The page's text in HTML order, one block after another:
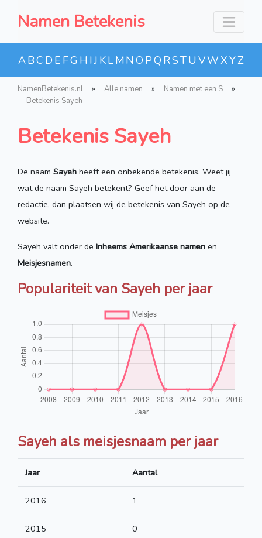
Namen Betekenis
ABC D E FG H IJ KLMNO PQ RSTUVWXYZ
NamenBetekenis.nl » Alle namen » Namen met een S
»
Betekenis Sayeh
Betekenis Sayeh
De naam Sayeh heeft een onbekende betekenis. Weet jij
wat de naam Sayeh betekent? Geef het door aan de
redactie, dan plaatsen wij de betekenis van Sayeh op de
website.
Sayeh valt onder de Inheems Amerikaanse namen en
Meisjesnamen.
Populariteit van Sayeh per jaar
Sayeh als meisjesnaam per jaar
Jaar Aantal
2016 1
2015 0